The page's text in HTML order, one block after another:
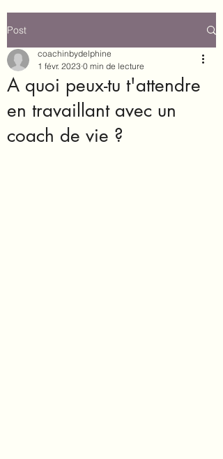
Post
A quoi peux-tu t'attendre
en travaillant avec un
coach de vie ?
coachinbydelphine
1 févr. 2023 0 min de lecture